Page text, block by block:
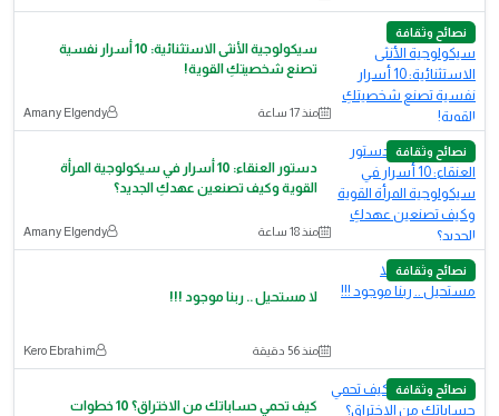
نصائح وثقافة
سيكولوجية الأنثى الاستثنائية: 10 أسرار نفسية
تصنع شخصيتكِ القوية!
منذ 17 ساعة Amany Elgendy
نصائح وثقافة
دستور العنقاء: 10 أسرار في سيكولوجية المرأة
القوية وكيف تصنعين عهدكِ الجديد؟
منذ 18 ساعة Amany Elgendy
نصائح وثقافة
لا مستحيل .. ربنا موجود !!!
منذ 56 دقيقة Kero Ebrahim
نصائح وثقافة
كيف تحمي حساباتك من الاختراق؟ 10 خطوات